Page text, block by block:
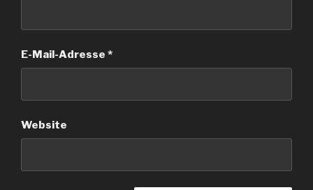
E-Mail-Adresse *
Website